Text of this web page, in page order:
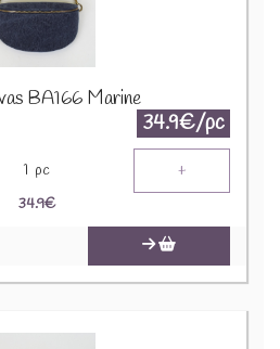
BA166 Marine
34.9€/pc
1 pc +
34.9€